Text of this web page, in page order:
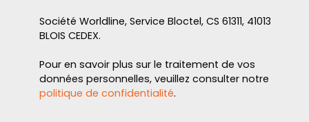
Société Worldline, Service Bloctel, CS 61311, 41013
BLOIS CEDEX.
Pour en savoir plus sur le traitement de vos
données personnelles, veuillez consulter notre
politique de confidentialité.